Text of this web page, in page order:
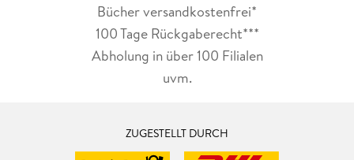
Bücher versandkostenfrei*
100 Tage Rückgaberecht***
Abholung in über 100 Filialen
uvm.
ZUGESTELLT DURCH